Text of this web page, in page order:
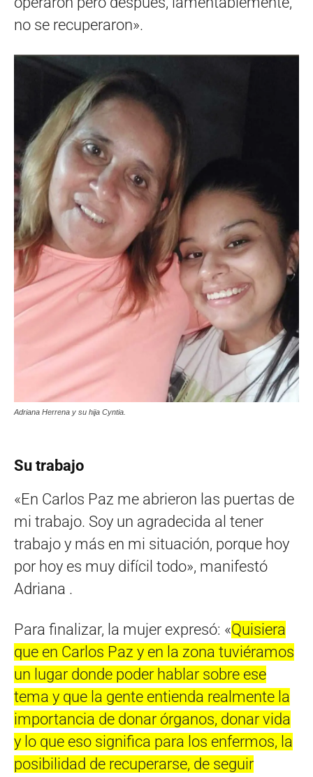
no se recuperaron».
Adriana Herrena y su hija Cyntia.
Su trabajo
«En Carlos Paz me abrieron las puertas de
mi trabajo. Soy un agradecida al tener
trabajo y más en mi situación, porque hoy
por hoy es muy difícil todo», manifestó
Adriana .
Para finalizar, la mujer expresó: «Quisiera
que en Carlos Paz y en la zona tuviéramos
un lugar donde poder hablar sobre ese
tema y que la gente entienda realmente la
importancia de donar órganos, donar vida
y lo que eso significa para los enfermos, la
posibilidad de recuperarse, de seguir